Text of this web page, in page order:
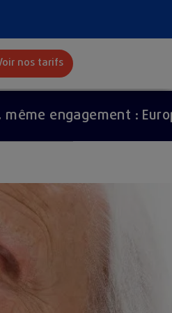
nos tarifs
engagement : Europ